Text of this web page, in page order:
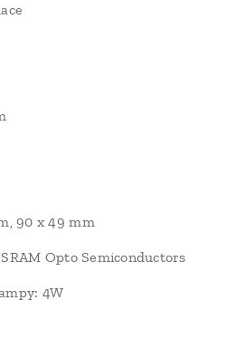
90 x 49 mm
Opto Semiconductors
4W